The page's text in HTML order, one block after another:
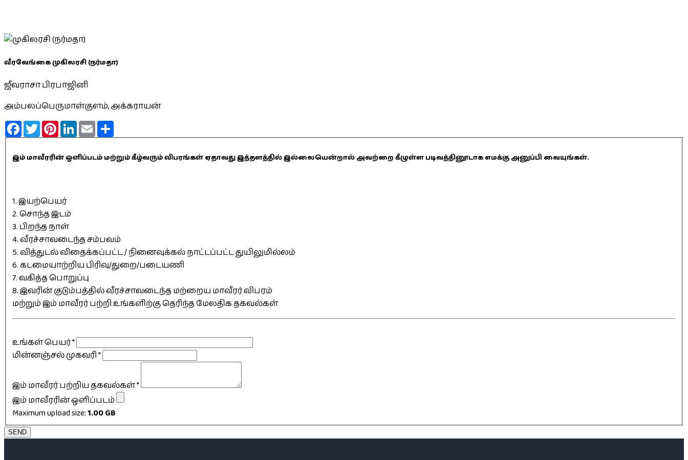
வீரவேங்கை முகிலரசி (நர்மதா)
ஜீவராசா பிரபாஜினி
அம்பலப்பெருமாள்குளம், அக்கராயன்
FacebookTwitterPinterestLinkedInEmail
இம் மாவீரரின் ஒளிப்படம் மற்றும் கீழ்வரும் விபரங்கள் ஏதாவது இத்தளத்தில் இல்லையென்றால் அவற்றை கீழுள்ள படிவத்தினூடாக எமக்கு அனுப்பி வையுங்கள்.
1. இயற்பெயர்
2. சொந்த இடம்
3. பிறந்த நாள்
4. வீரச்சாவடைந்த சம்பவம்
5. வித்துடல் விதைக்கப்பட்ட / நினைவுக்கல் நாட்டப்பட்ட துயிலுமில்லம்
6. கடமையாற்றிய பிரிவு/துறை/படையணி
7. வகித்த பொறுப்பு
8. இவரின் குடும்பத்தில் வீரச்சாவடைந்த மற்றைய மாவீரர் விபரம்
மற்றும் இம் மாவீரர் பற்றி உங்களிற்கு தெரிந்த மேலதிக தகவல்கள்
உங்கள் பெயர்*
மின்னஞ்சல் முகவரி*
இம் மாவீரர் பற்றிய தகவல்கள்*
இம் மாவீரரின் ஒளிப்படம்
Maximum upload size:1.00 GB
SEND